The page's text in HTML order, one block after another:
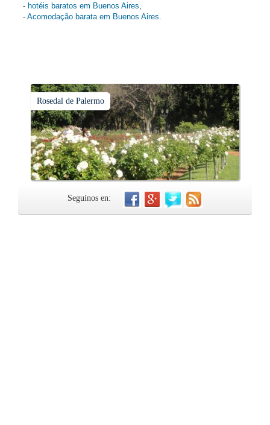
- hotéis baratos em Buenos Aires,
- Acomodação barata em Buenos Aires.
Rosedal de Palermo
Seguinos en: